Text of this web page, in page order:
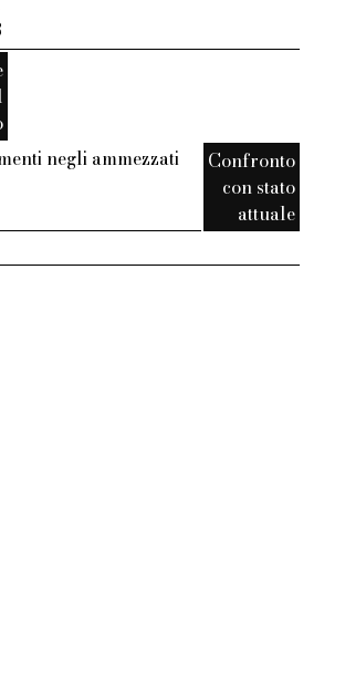
negli ammezzati
Confronto
con stato
attuale